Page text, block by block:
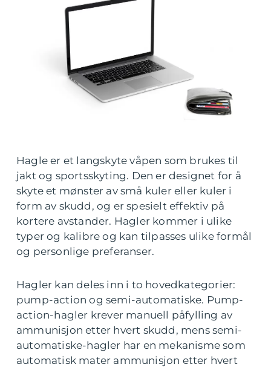
Hagle er et langskyte våpen som brukes til
jakt og sportsskyting. Den er designet for å
skyte et mønster av små kuler eller kuler i
form av skudd, og er spesielt effektiv på
kortere avstander. Hagler kommer i ulike
typer og kalibre og kan tilpasses ulike formål
og personlige preferanser.
Hagler kan deles inn i to hovedkategorier:
pump-action og semi-automatiske. Pump-
action-hagler krever manuell påfylling av
ammunisjon etter hvert skudd, mens semi-
automatiske-hagler har en mekanisme som
automatisk mater ammunisjon etter hvert